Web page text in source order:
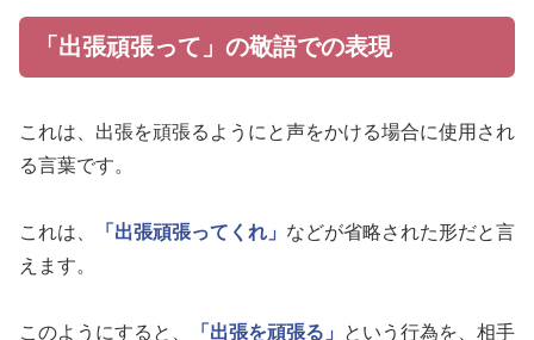
「出張頑張って」の敬語での表現
これは、出張を頑張るようにと声をかける場合に使用され
る言葉です。
これは、 「出張頑張ってくれ」 などが省略された形だと言
えます。
このようにすると、 「出張を頑張る」
という行為を、相手